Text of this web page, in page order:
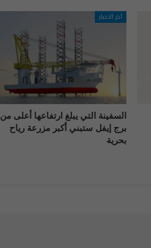
آخر الاخبار
السفينة التي يبلغ ارتفاعها أعلى من
برج إيفل ستبني أكبر مزرعة رياح
بحرية